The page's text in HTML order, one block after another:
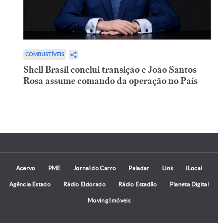
COMBUSTÍVEIS
Shell Brasil conclui transição e João Santos
Rosa assume comando da operação no País
Acervo PME Jornal do Carro Paladar Link iLocal
Agência Estado Rádio Eldorado Rádio Estadão Planeta Digital
Moving Imóveis